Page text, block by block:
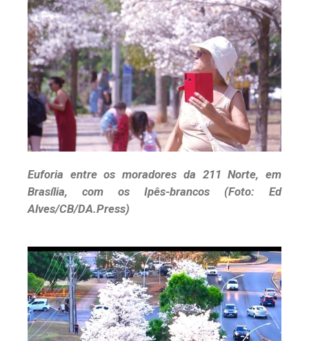
Euforia entre os moradores da 211 Norte, em
Brasília, com os Ipês-brancos (Foto: Ed
Alves/CB/DA.Press)